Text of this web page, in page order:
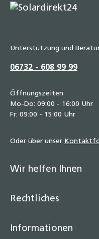
Unterstützung und
06732 - 608 99 99
Öffnungszeiten
Mo-Do: 09:00 - 16:00 Uhr
Fr: 09:00 - 15:00 Uhr
Oder über unser
Wir helfen Ihnen
Rechtliches
Informationen